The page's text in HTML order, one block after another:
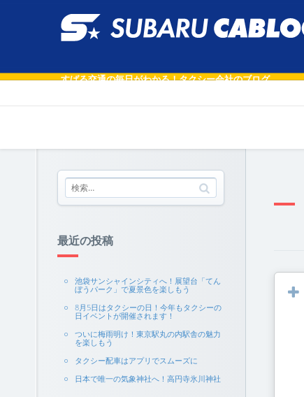
すばる交通の毎日がわかる！タクシー会社のブログ
最近の投稿
池袋サンシャインシティへ！展望台「てん
ぼうパーク」で夏景色を楽しもう
8月5日はタクシーの日！今年もタクシーの
日イベントが開催されます！
ついに梅雨明け！東京駅丸の内駅舎の魅力
を楽しもう
タクシー配車はアプリでスムーズに
日本で唯一の気象神社へ！高円寺氷川神社